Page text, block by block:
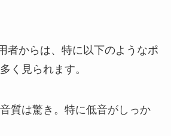
者からは、特に以下のようなポ
く見られます。
質は驚き。特に低音がしっか